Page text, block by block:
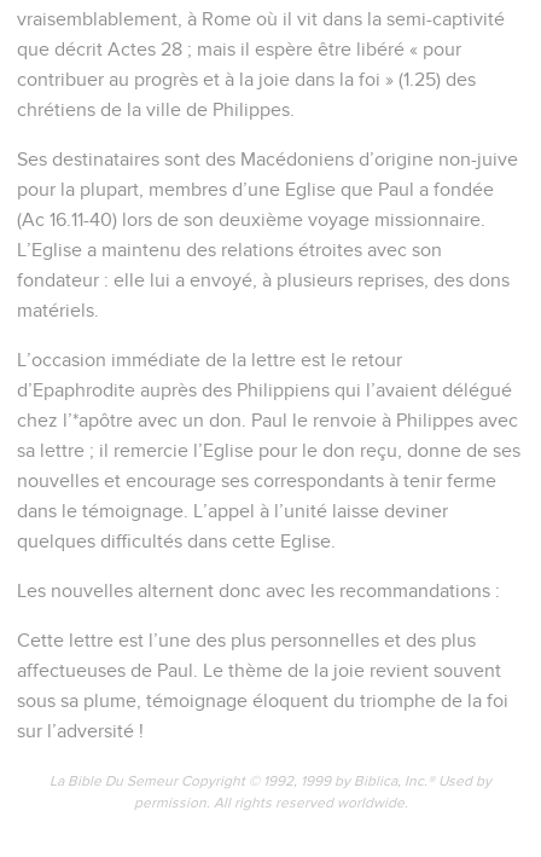
vraisemblablement, à Rome où il vit dans la semi-captivité
que décrit Actes 28 ; mais il espère être libéré « pour
contribuer au progrès et à la joie dans la foi » (1.25) des
chrétiens de la ville de Philippes.
Ses destinataires sont des Macédoniens d’origine non-juive
pour la plupart, membres d’une Eglise que Paul a fondée
(Ac 16.11-40) lors de son deuxième voyage missionnaire.
L’Eglise a maintenu des relations étroites avec son
fondateur : elle lui a envoyé, à plusieurs reprises, des dons
matériels.
L’occasion immédiate de la lettre est le retour
d’Epaphrodite auprès des Philippiens qui l’avaient délégué
chez l’*apôtre avec un don. Paul le renvoie à Philippes avec
sa lettre ; il remercie l’Eglise pour le don reçu, donne de ses
nouvelles et encourage ses correspondants à tenir ferme
dans le témoignage. L’appel à l’unité laisse deviner
quelques difficultés dans cette Eglise.
Les nouvelles alternent donc avec les recommandations :
Cette lettre est l’une des plus personnelles et des plus
affectueuses de Paul. Le thème de la joie revient souvent
sous sa plume, témoignage éloquent du triomphe de la foi
sur l’adversité !
La Bible Du Semeur Copyright © 1992, 1999 by Biblica, Inc.® Used by
permission. All rights reserved worldwide.